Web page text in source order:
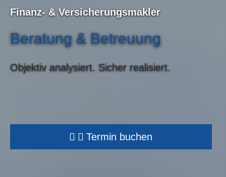
Finanz-& Ver­sicherungs­makler
Beratung & Betreuung
Objektiv analysiert. Sicher realisiert.
Termin buchen